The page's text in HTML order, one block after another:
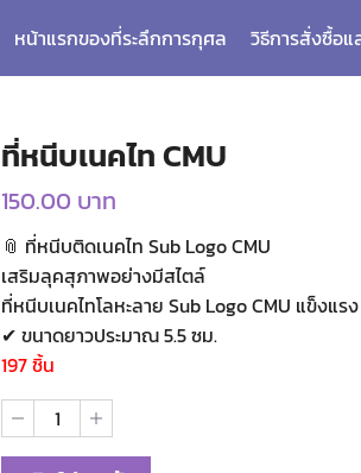
หน้าแรกของที่ระลึกการกุศล วิธีการสั่งซื้อแ
ที่หนีบเนคไท CMU
150.00 บาท
📎 ที่หนีบติดเนคไท Sub Logo CMU
เสริมลุคสุภาพอย่างมีสไตล์
ที่หนีบเนคไทโลหะลาย Sub Logo CMU แข็งแร
✔ ขนาดยาวประมาณ 5.5 ซม.
197 ชิ้น
จำนวน
ที่
หนีบ